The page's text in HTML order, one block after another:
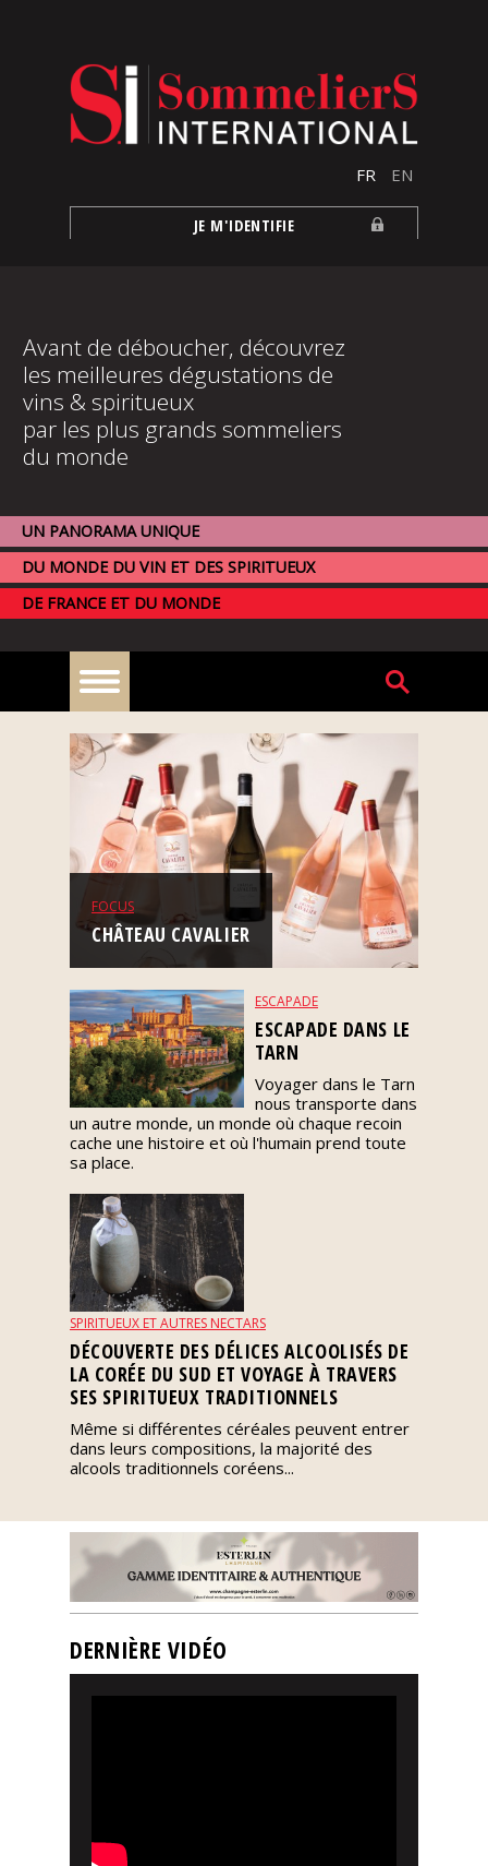
FR EN
JE M'IDENTIFIE
Avant de déboucher, découvrez
les meilleures dégustations de
vins & spiritueux
par les plus grands sommeliers
du monde
UN PANORAMA UNIQUE
DU MONDE DU VIN ET DES SPIRITUEUX
DE FRANCE ET DU MONDE
À
la
Reportages
Nos
événements
Spiritueux
Notes
de
dégustation
Sommelleries
Le
magazine
Télécharger
la
Revue
FOCUS
CHÂTEAU CAVALIER
ESCAPADE
ESCAPADE DANS LE
TARN
Voyager dans le Tarn
nous transporte dans
un autre monde, un monde où chaque recoin
cache une histoire et où l'humain prend toute
sa place.
SPIRITUEUX ET AUTRES NECTARS
DÉCOUVERTE DES DÉLICES ALCOOLISÉS DE
LA CORÉE DU SUD ET VOYAGE À TRAVERS
SES SPIRITUEUX TRADITIONNELS
Même si différentes céréales peuvent entrer
dans leurs compositions, la majorité des
alcools traditionnels coréens...
DERNIÈRE VIDÉO